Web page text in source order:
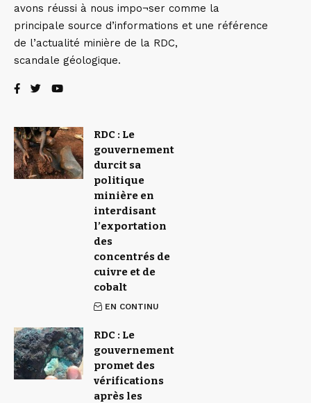
avons réussi à nous impo¬ser comme la
principale source d’informations et une référence
de l’actualité minière de la RDC,
scandale géologique.
RDC : Le
gouvernement
durcit sa
politique
minière en
interdisant
l’exportation
des
concentrés de
cuivre et de
cobalt
EN CONTINU
RDC : Le
gouvernement
promet des
vérifications
après les